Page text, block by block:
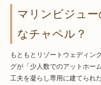
マリンビジュ
なチャペル？
もともとリゾートウェディン
グが「少人数でのアットホー
工夫を凝らし専用に建てられ